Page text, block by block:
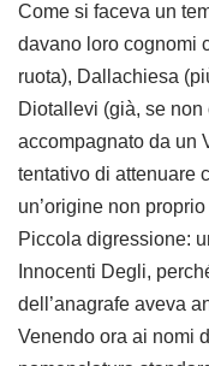
Come si faceva un
davano loro cognomi
ruota), Dallachiesa
Diotallevi (già, se
accompagnato da un
tentativo di attenuare
un’origine non
Piccola digressione:
Innocenti Degli,
dell’anagrafe aveva
Venendo ora ai nomi